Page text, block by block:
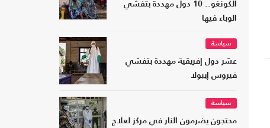
الكونغو.. 10 دول مهددة بتفشي
الوباء فيها
سياسة
عشر دول إفريقية مهددة بتفشي
فيروس إيبولا
سياسة
محتجون يضرمون النار في مركز لعلاج